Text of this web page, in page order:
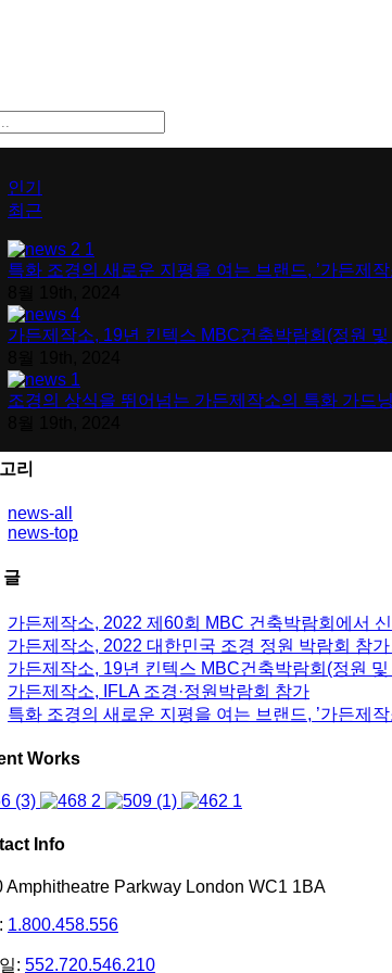
인기
최근
특화 조경의 새로운 지평을 여는 브랜드, ’가든제
가든제작소, 19년 킨텍스 MBC건축박람회(정원
조경의 상식을 뛰어넘는 가든제작소의 특화 가드
리
news-all
news-top
글
가든제작소, 2022 제60회 MBC 건축박람회에서
가든제작소, 2022 대한민국 조경 정원 박람회 참
가든제작소, 19년 킨텍스 MBC건축박람회(정원
가든제작소, IFLA 조경·정원박람회 참가
특화 조경의 새로운 지평을 여는 브랜드, ’가든제
Works
Info
Amphitheatre Parkway London WC1 1BA
1.800.458.556
: 552.720.546.210